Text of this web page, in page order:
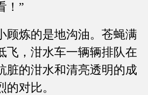
！”
炼的是地沟油。苍蝇满
飞，泔水车一辆辆排队在
脏的泔水和清亮透明的成
的对比。